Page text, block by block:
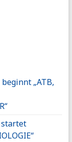
„ATB,
startet